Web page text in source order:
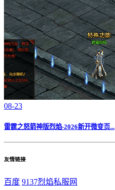
08-23
雷霆之怒箭神版烈焰-2026新开微变页...
友情链接
百度 9137烈焰私服网